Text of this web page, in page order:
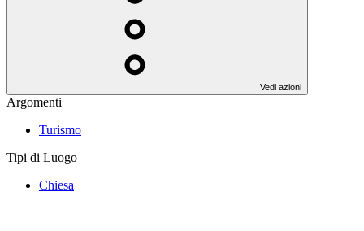
Vedi azioni
Argomenti
Turismo
Tipi di Luogo
Chiesa